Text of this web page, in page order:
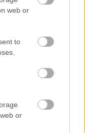
web or
to
or
Forum για τη